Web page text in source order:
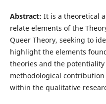
Abstract: It is a theoretical
relate elements of the
Queer Theory, seeking to
highlight the elements
theories and the
methodological
within the qualitative